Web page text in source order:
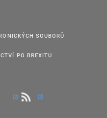
SOUBORŮ
PO BREXITU